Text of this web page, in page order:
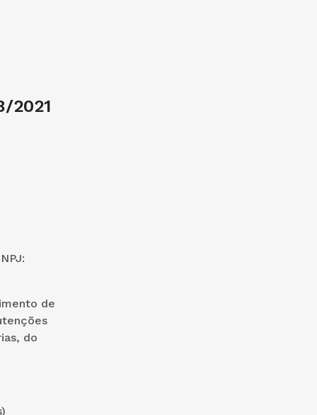
2021
de
do